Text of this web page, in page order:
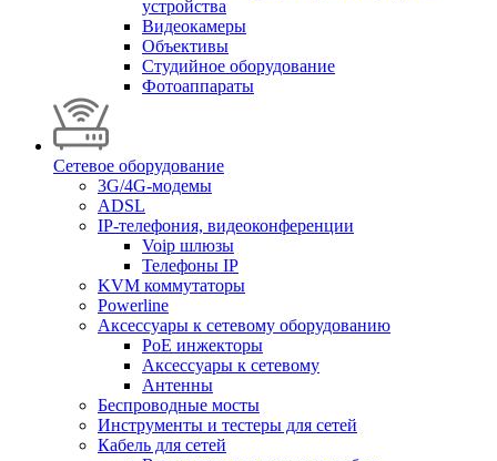
устройства
Видеокамеры
Объективы
Студийное оборудование
Фотоаппараты
Сетевое оборудование
3G/4G-модемы
ADSL
IP-телефония, видеоконференции
Voip шлюзы
Телефоны IP
KVM коммутаторы
Powerline
Аксессуары к сетевому оборудованию
PoE инжекторы
Аксессуары к сетевому
Антенны
Беспроводные мосты
Инструменты и тестеры для сетей
Кабель для сетей